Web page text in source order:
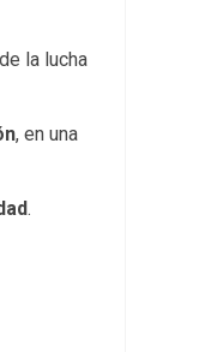
la lucha
, en una
.